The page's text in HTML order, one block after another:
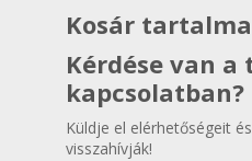
Kérdése van
kapcsolatban?
Küldje el elérhetőségeit
visszahívják!
Kosár